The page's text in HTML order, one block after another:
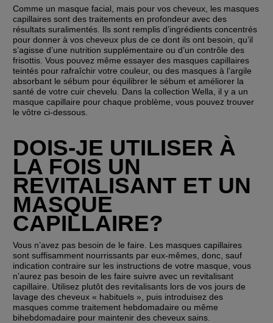
Comme un masque facial, mais pour vos cheveux, les masques
capillaires sont des traitements en profondeur avec des
résultats suralimentés. Ils sont remplis d’ingrédients concentrés
pour donner à vos cheveux plus de ce dont ils ont besoin, qu’il
s’agisse d’une nutrition supplémentaire ou d’un contrôle des
frisottis. Vous pouvez même essayer des masques capillaires
teintés pour rafraîchir votre couleur, ou des masques à l’argile
absorbant le sébum pour équilibrer le sébum et améliorer la
santé de votre cuir chevelu. Dans la collection Wella, il y a un
masque capillaire pour chaque problème, vous pouvez trouver
le vôtre ci-dessous.
DOIS-JE UTILISER À
LA FOIS UN
REVITALISANT ET UN
MASQUE
CAPILLAIRE?
Vous n’avez pas besoin de le faire. Les masques capillaires
sont suffisamment nourrissants par eux-mêmes, donc, sauf
indication contraire sur les instructions de votre masque, vous
n’aurez pas besoin de les faire suivre avec un revitalisant
capillaire. Utilisez plutôt des revitalisants lors de vos jours de
lavage des cheveux « habituels », puis introduisez des
masques comme traitement hebdomadaire ou même
bihebdomadaire pour maintenir des cheveux sains.